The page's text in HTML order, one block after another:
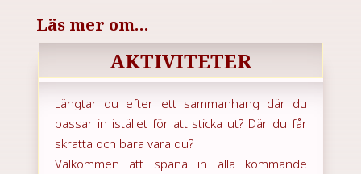
Läs mer om…
AKTIVITETER
Längtar du efter ett sammanhang där du
passar in istället för att sticka ut? Där du får
skratta och bara vara du?
Välkommen att spana in alla kommande